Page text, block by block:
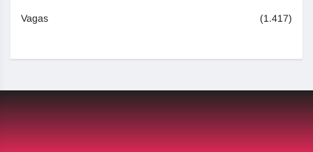
Vagas (1.417)